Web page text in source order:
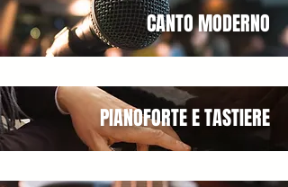
CANTO MODERNO
PIANOFORTE E TASTIERE